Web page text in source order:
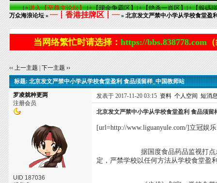
万众海浪论坛 »┈┋香港挂牌区┋┈» 北京发文严禁中小学从学校食堂盈
当网络繁忙时请选择： https://bbs.838778.com
‹‹ 上一主题 |下一主题 ››
标题: 北京发文严禁中小学从学校食堂盈利 食品须留样_中国教师站
罗凌就种更两
注册会员
UID 187036
发表于 2017-11-20 03:15 资料 个人空间 短消
北京发文严禁中小学从学校食堂盈利 食品须留
[url=http://www.liguanyule.com/]立冠
据国度食品药品监视打点总局网
定，严禁学校以任何方法从学校食堂盈